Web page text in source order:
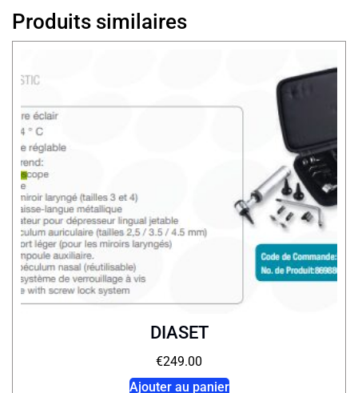
Produits similaires
DIASET
€249.00
Ajouter au panier